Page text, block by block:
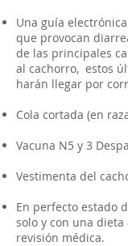
Una guía
que provocan
de las principales
al cachorro, estos
harán llegar por
Cola cortada (en
Vacuna N5 y 3
Vestimenta del
En perfecto estado
solo y con una dieta
revisión médica.